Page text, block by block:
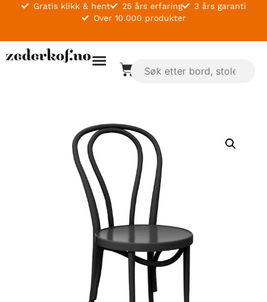
Gratis klikk & hent 25 års erfaring
3 års garanti
Over 10.000 produkter